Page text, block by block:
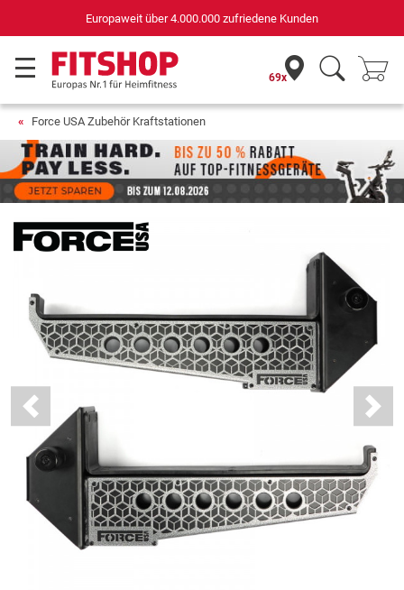
Europaweit über 4.000.000 zufriedene Kunden
69x
Force USA Zubehör Kraftstationen
Previous Next